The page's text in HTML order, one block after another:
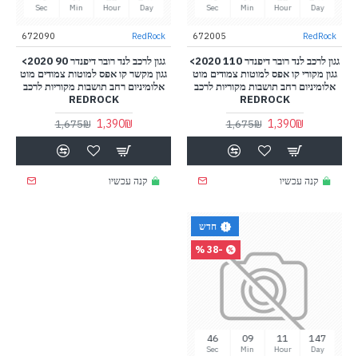
Day
Hour
Min
Sec
RedRock
672005
גגון לרכב לנד רובר דיפנדר 110 2020>
גגון מקורי קו אפס למוטות צמודים מוט
אלומיניום רחב תושבות מקוריות לרכב
REDROCK
1,390₪
1,675₪
קנה עכשיו
Day
Hour
Min
Sec
RedRock
672090
גגון לרכב לנד רובר דיפנדר 90 2020>
גגון מקשר קו אפס למוטות צמודים מוט
אלומיניום רחב תושבות מקוריות לרכב
REDROCK
1,390₪
1,675₪
קנה עכשיו
חדש
-38 %
147
Day
11
Hour
09
Min
46
Sec